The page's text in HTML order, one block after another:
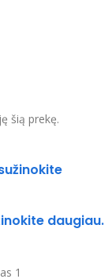
šią prekę.
daugiau.